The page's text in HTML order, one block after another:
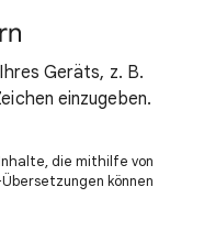
Geräts, z. B.
einzugeben.
die mithilfe von
können